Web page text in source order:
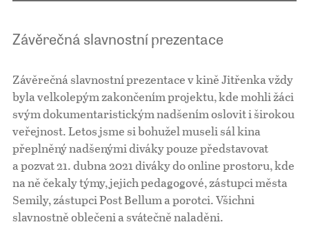
Závěrečná slavnostní prezentace
Závěrečná slavnostní prezentace v kině Jitřenka vždy
byla velkolepým zakončením projektu, kde mohli žáci
svým dokumentaristickým nadšením oslovit i širokou
veřejnost. Letos jsme si bohužel museli sál kina
přeplněný nadšenými diváky pouze představovat
a pozvat 21. dubna 2021 diváky do online prostoru, kde
na ně čekaly týmy, jejich pedagogové, zástupci města
Semily, zástupci Post Bellum a porotci. Všichni
slavnostně oblečeni a svátečně naladěni.